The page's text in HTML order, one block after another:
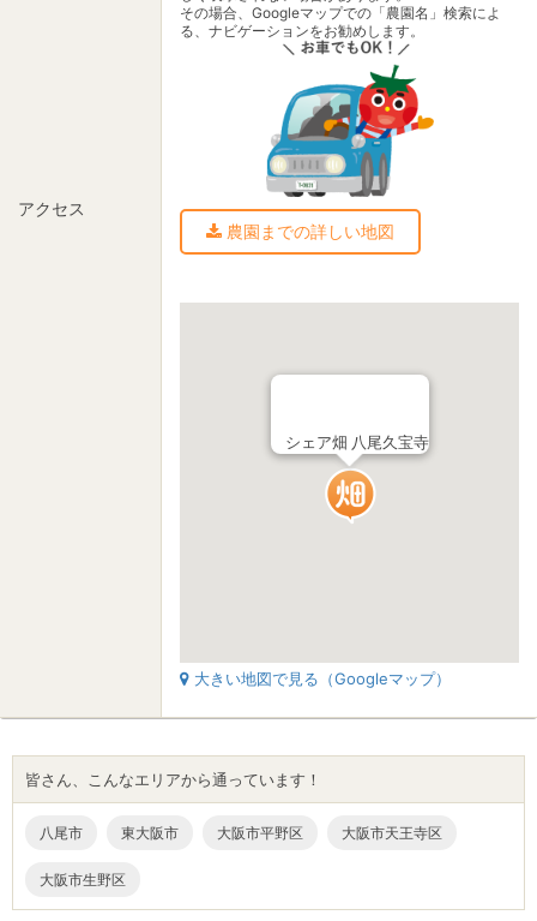
アクセス
その場合、Googleマップでの「農園名」検索によ
る、ナビゲーションをお勧めします。
農園までの詳しい地図
シェア畑 八尾久宝寺
大きい地図で見る（Googleマップ）
皆さん、こんなエリアから通っています！
八尾市 東大阪市 大阪市平野区 大阪市天王寺区
大阪市生野区